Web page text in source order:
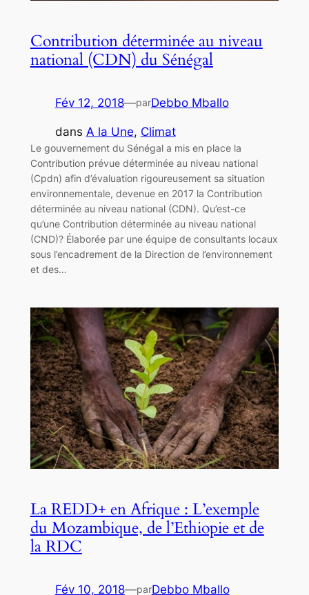
Contribution déterminée au niveau
national (CDN) du Sénégal
Fév 12, 2018—parDebbo Mballo
dans A la Une, Climat
Le gouvernement du Sénégal a mis en place la
Contribution prévue déterminée au niveau national
(Cpdn) afin d’évaluation rigoureusement sa situation
environnementale, devenue en 2017 la Contribution
déterminée au niveau national (CDN). Qu’est-ce
qu’une Contribution déterminée au niveau national
(CND)? Élaborée par une équipe de consultants locaux
sous l’encadrement de la Direction de l’environnement
et des…
La REDD+ en Afrique : L’exemple
du Mozambique, de l’Ethiopie et de
la RDC
Fév 10, 2018—parDebbo Mballo